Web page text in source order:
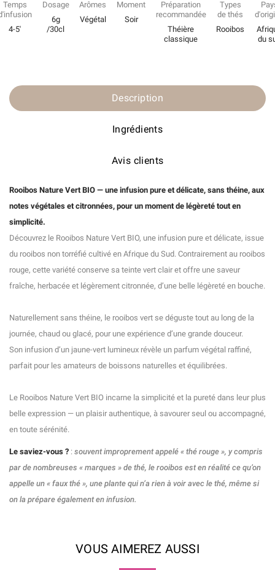
Temps
4-5'
Dosage
6g
/30cl
Arômes
Végétal
Moment
Soir
Préparation
recommandée
Théière
classique
Types
de thés
Rooibos
du
Description
Ingrédients
Avis clients
Rooibos Nature Vert BIO — une infusion pure et délicate, sans théine, aux
notes végétales et citronnées, pour un moment de légèreté tout en
simplicité.
Découvrez le Rooibos Nature Vert BIO, une infusion pure et délicate, issue
du rooibos non torréfié cultivé en Afrique du Sud. Contrairement au rooibos
rouge, cette variété conserve sa teinte vert clair et offre une saveur
fraîche, herbacée et légèrement citronnée, d’une belle légèreté en bouche.
Naturellement sans théine, le rooibos vert se déguste tout au long de la
journée, chaud ou glacé, pour une expérience d’une grande douceur.
Son infusion d’un jaune-vert lumineux révèle un parfum végétal raffiné,
parfait pour les amateurs de boissons naturelles et équilibrées.
Le Rooibos Nature Vert BIO incarne la simplicité et la pureté dans leur plus
belle expression — un plaisir authentique, à savourer seul ou accompagné,
en toute sérénité.
Le saviez-vous ? : souvent improprement appelé « thé rouge », y compris
par de nombreuses « marques » de thé, le rooibos est en réalité ce qu’on
appelle un « faux thé », une plante qui n’a rien à voir avec le thé, même si
on la prépare également en infusion.
VOUS AIMEREZ AUSSI